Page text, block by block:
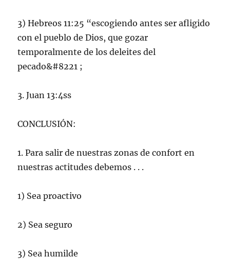
3) Hebreos 11:25 “escogiendo antes ser afligido
con el pueblo de Dios, que gozar
temporalmente de los deleites del
pecado&#8221 ;
3. Juan 13:4ss
CONCLUSIÓN:
1. Para salir de nuestras zonas de confort en
nuestras actitudes debemos . . .
1) Sea proactivo
2) Sea seguro
3) Sea humilde